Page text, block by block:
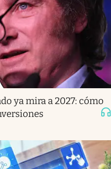
ya mira a 2027: cómo